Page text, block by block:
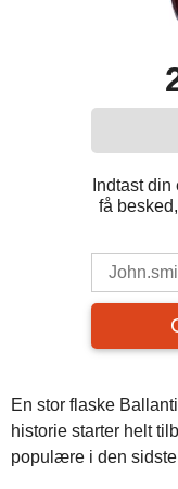
Indtast
få
En stor flaske
historie starter helt
populære i den